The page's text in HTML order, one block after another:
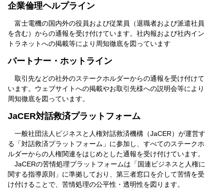
企業倫理ヘルプライン
富士電機の国内外の役員および従業員（退職者および派遣社員
を含む）からの通報を受け付けています。社内報および社内イン
トラネットへの掲載等により周知徹底を図っています
パートナー・ホットライン
取引先などの社外のステークホルダーからの通報を受け付けて
います。ウェブサイトへの掲載やお取引先様への説明会等により
周知徹底を図っています。
JaCER対話救済プラットフォーム
一般社団法人ビジネスと人権対話救済機構（JaCER）が運営す
る「対話救済プラットフォーム」に参加し、すべてのステークホ
ルダーからの人権関連をはじめとした通報を受け付けています。
JaCERの苦情処理プラットフォームは「国連ビジネスと人権に
関する指導原則」に準拠しており、第三者窓口を介して苦情を受
け付けることで、苦情処理の公平性・透明性を図ります。